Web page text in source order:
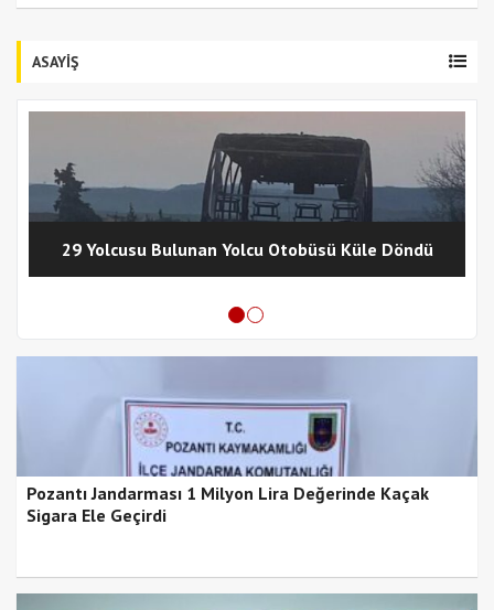
ASAYİŞ
29 Yolcusu Bulunan Yolcu Otobüsü Küle Döndü
Pozantı Jandarması 1 Milyon Lira Değerinde Kaçak
Sigara Ele Geçirdi